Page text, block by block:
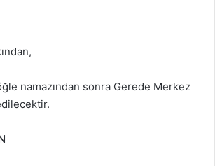
namazından sonra Gerede Merkez